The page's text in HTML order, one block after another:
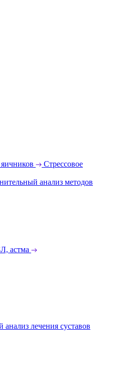
Стрессовое
анализ методов
астма
лечения суставов